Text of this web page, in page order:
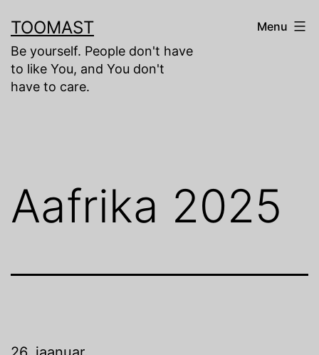
to
content
TOOMAST
Be yourself. People don't have
to like You, and You don't
have to care.
Menu
Aafrika 2025